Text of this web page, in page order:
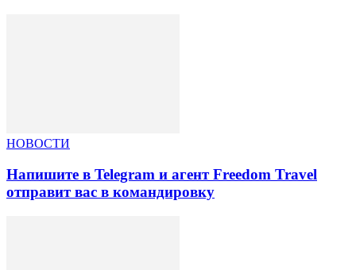
НОВОСТИ
Напишите в Telegram и агент Freedom Travel
отправит вас в командировку